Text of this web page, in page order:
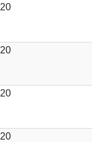
20
20
20
20